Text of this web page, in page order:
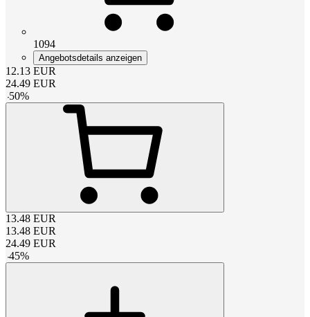
1094
Angebotsdetails anzeigen
12.13 EUR
24.49 EUR
-50%
13.48 EUR
13.48 EUR
24.49 EUR
-45%